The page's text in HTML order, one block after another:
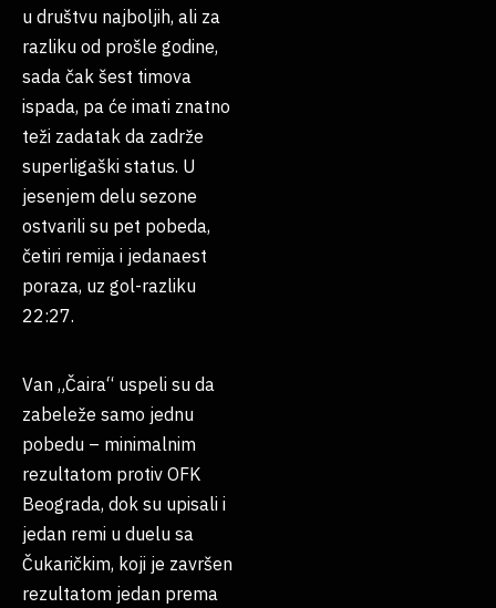
u društvu najboljih, ali za
razliku od prošle godine,
sada čak šest timova
ispada, pa će imati znatno
teži zadatak da zadrže
superligaški status. U
jesenjem delu sezone
ostvarili su pet pobeda,
četiri remija i jedanaest
poraza, uz gol-razliku
22:27.
Van „Čaira“ uspeli su da
zabeleže samo jednu
pobedu – minimalnim
rezultatom protiv OFK
Beograda, dok su upisali i
jedan remi u duelu sa
Čukaričkim, koji je završen
rezultatom jedan prema